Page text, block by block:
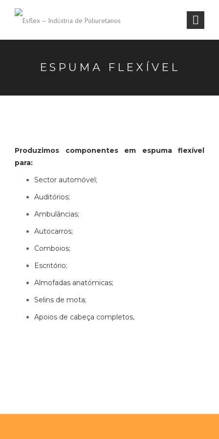
ESPUMA FLEXÍVEL
Produzimos componentes em espuma flexível
para:
Sector automóvel;
Auditórios;
Ambulâncias;
Autocarros;
Comboios;
Escritório;
Almofadas anatómicas;
Selins de mota;
Apoios de cabeça completos,